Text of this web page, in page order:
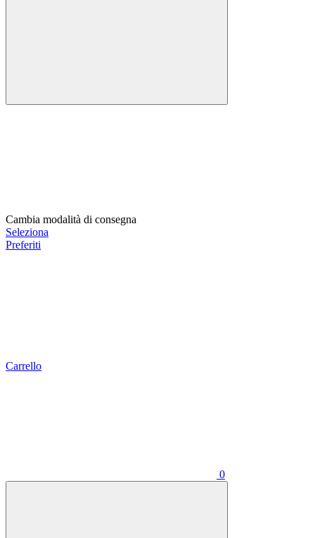
Cambia modalità di consegna
Seleziona
Preferiti
Carrello
0